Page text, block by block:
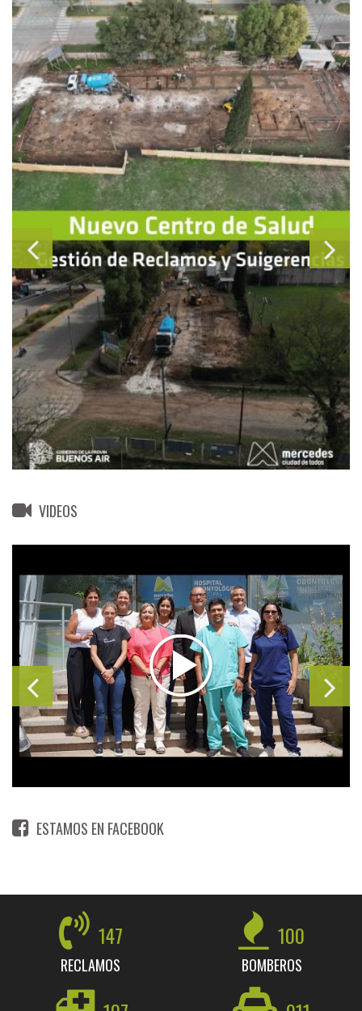
VIDEOS
ESTAMOS EN FACEBOOK
147
RECLAMOS
100
BOMBEROS